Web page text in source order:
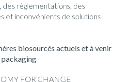
règlementations, des
et inconvénients de solutions
biosourcés actuels et à venir
FOR CHANGE